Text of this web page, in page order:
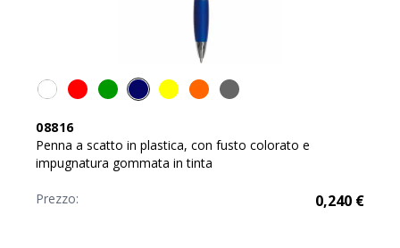
08816
Penna a scatto in plastica, con fusto colorato e
impugnatura gommata in tinta
Prezzo: 0,240 €